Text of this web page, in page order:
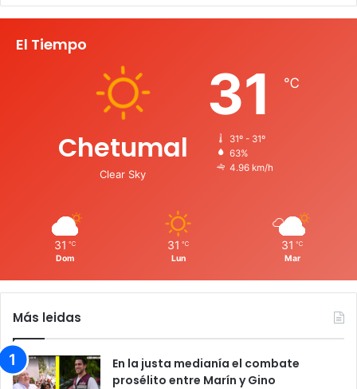
El Tiempo
Chetumal
Clear Sky
31 ℃
31º - 31º
63%
4.96 km/h
31 ℃
Dom
31 ℃
Lun
31 ℃
Mar
Más leidas
En la justa medianía el combate
prosélito entre Marín y Gino